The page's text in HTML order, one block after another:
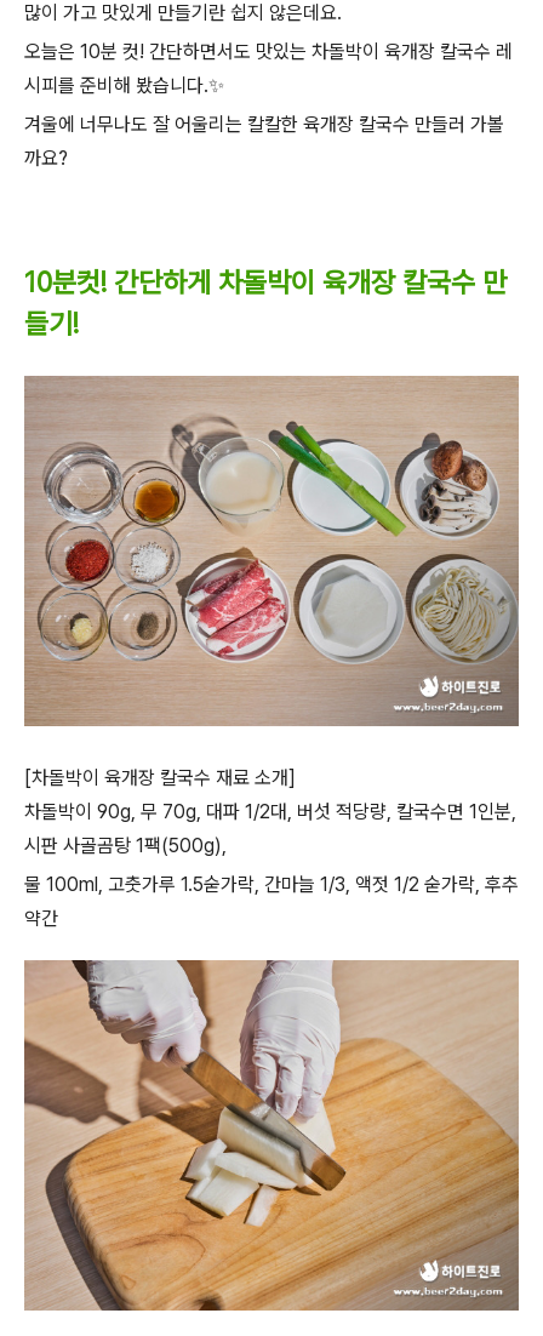
많이 가고 맛있게 만들기란 쉽지 않은데요.
오늘은 10분 컷! 간단하면서도 맛있는 차돌박이 육개장 칼국수 레
시피를 준비해 봤습니다.✨
겨울에 너무나도 잘 어울리는 칼칼한 육개장 칼국수 만들러 가볼
까요?
10분컷! 간단하게 차돌박이 육개장 칼국수 만
들기!
[차돌박이 육개장 칼국수 재료 소개]
차돌박이 90g, 무 70g, 대파 1/2대, 버섯 적당량, 칼국수면 1인분,
시판 사골곰탕 1팩(500g),
물 100ml, 고춧가루 1.5숟가락, 간마늘 1/3, 액젓 1/2 숟가락, 후추
약간